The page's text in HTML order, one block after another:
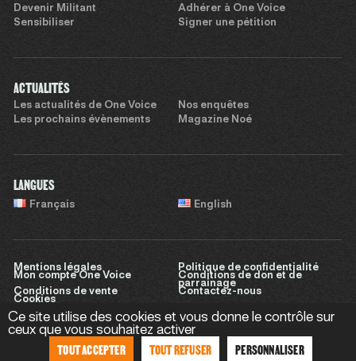
Devenir Militant
Adhérer à One Voice
Sensibiliser
Signer une pétition
ACTUALITÉS
Les actualités de One Voice
Nos enquêtes
Les prochains évènements
Magazine Noé
LANGUES
Français English
Mentions légales
Politique de confidentialité
Mon compte One Voice
Conditions de don et de
parrainage
Conditions de vente
Contactez-nous
Cookies
Site réalisé parSweet Punk
Ce site utilise des cookies et vous donne le contrôle sur
ceux que vous souhaitez activer
TOUT ACCEPTER TOUT REFUSER PERSONNALISER